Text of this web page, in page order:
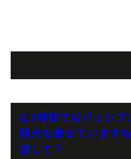
Q.Y様邸ではパッシ
陽光も載せています
望して？